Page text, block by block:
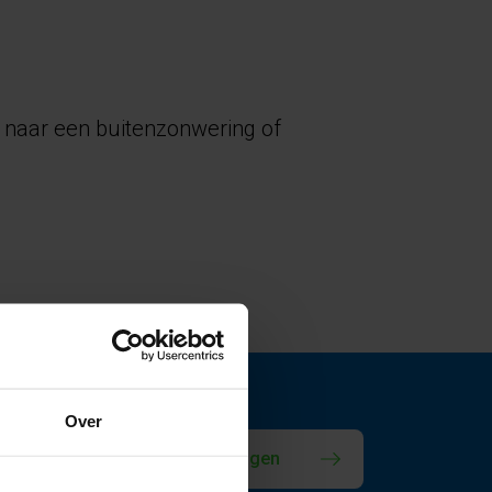
Over
een buitenzonwering of
informatie aanvragen